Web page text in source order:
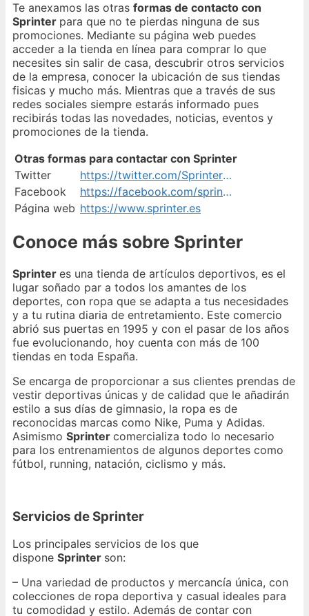
Te anexamos las otras formas de contacto con
Sprinter para que no te pierdas ninguna de sus
promociones. Mediante su página web puedes
acceder a la tienda en línea para comprar lo que
necesites sin salir de casa, descubrir otros servicios
de la empresa, conocer la ubicación de sus tiendas
fisicas y mucho más. Mientras que a través de sus
redes sociales siempre estarás informado pues
recibirás todas las novedades, noticias, eventos y
promociones de la tienda.
Otras formas para contactar con Sprinter
Twitter
https://twitter.com/Sprinter_es
Facebook
https://facebook.com/sprinter.tiendas.deportes#native-browser
Página web https://www.sprinter.es
Conoce más sobre Sprinter
Sprinter es una tienda de artículos deportivos, es el
lugar soñado par a todos los amantes de los
deportes, con ropa que se adapta a tus necesidades
y a tu rutina diaria de entretamiento. Este comercio
abrió sus puertas en 1995 y con el pasar de los años
fue evolucionando, hoy cuenta con más de 100
tiendas en toda España.
Se encarga de proporcionar a sus clientes prendas de
vestir deportivas únicas y de calidad que le añadirán
estilo a sus días de gimnasio, la ropa es de
reconocidas marcas como Nike, Puma y Adidas.
Asimismo Sprinter comercializa todo lo necesario
para los entrenamientos de algunos deportes como
fútbol, running, natación, ciclismo y más.
Servicios de Sprinter
Los principales servicios de los que
dispone Sprinter son:
– Una variedad de productos y mercancía única, con
colecciones de ropa deportiva y casual ideales para
tu comodidad y estilo. Además de contar con